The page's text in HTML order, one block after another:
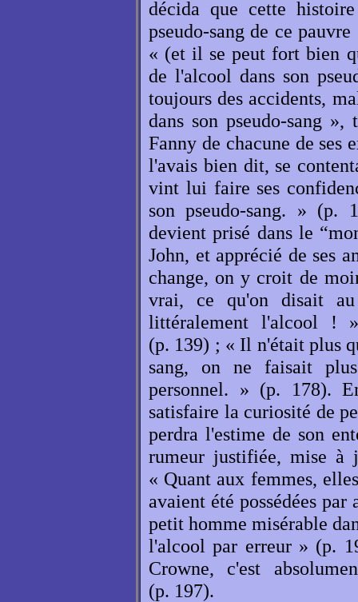
décida que cette
pseudo-sang de ce
« (et il se peut fort bien
de l'alcool dans son
toujours des accidents,
dans son pseudo-sang
Fanny de chacune de ses
l'avais bien dit, se
vint lui faire ses
son pseudo-sang. » (p.
devient prisé dans le
John, et apprécié de ses
change, on y croit de
vrai, ce qu'on disait
littéralement l'alcool !
(p. 139) ; « Il n'était plus
sang, on ne faisait
personnel. » (p. 178).
satisfaire la curiosité de
perdra l'estime de son
rumeur justifiée, mise à
« Quant aux femmes,
avaient été possédées par
petit homme misérable
l'alcool par erreur » (p.
Crowne, c'est
(p. 197).